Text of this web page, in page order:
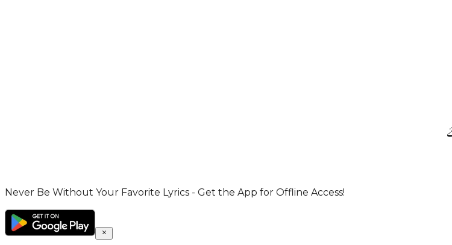
Never Be Without Your Favorite Lyrics - Get the App for Offline Access!